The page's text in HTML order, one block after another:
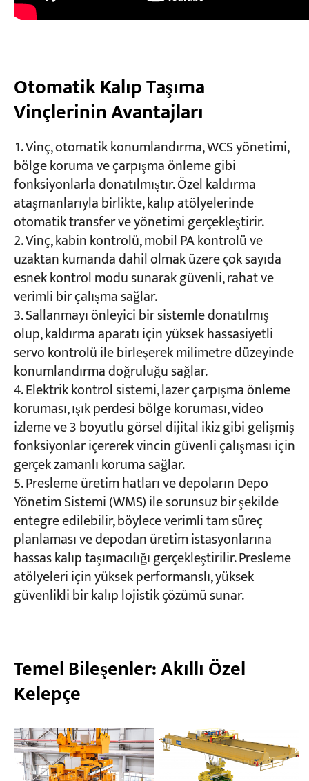
Otomatik Kalıp Taşıma
Vinçlerinin Avantajları
Vinç, otomatik konumlandırma, WCS yönetimi,
bölge koruma ve çarpışma önleme gibi
fonksiyonlarla donatılmıştır. Özel kaldırma
ataşmanlarıyla birlikte, kalıp atölyelerinde
otomatik transfer ve yönetimi gerçekleştirir.
Vinç, kabin kontrolü, mobil PA kontrolü ve
uzaktan kumanda dahil olmak üzere çok sayıda
esnek kontrol modu sunarak güvenli, rahat ve
verimli bir çalışma sağlar.
Sallanmayı önleyici bir sistemle donatılmış
olup, kaldırma aparatı için yüksek hassasiyetli
servo kontrolü ile birleşerek milimetre düzeyinde
konumlandırma doğruluğu sağlar.
Elektrik kontrol sistemi, lazer çarpışma önleme
koruması, ışık perdesi bölge koruması, video
izleme ve 3 boyutlu görsel dijital ikiz gibi gelişmiş
fonksiyonlar içererek vincin güvenli çalışması için
gerçek zamanlı koruma sağlar.
Presleme üretim hatları ve depoların Depo
Yönetim Sistemi (WMS) ile sorunsuz bir şekilde
entegre edilebilir, böylece verimli tam süreç
planlaması ve depodan üretim istasyonlarına
hassas kalıp taşımacılığı gerçekleştirilir. Presleme
atölyeleri için yüksek performanslı, yüksek
güvenlikli bir kalıp lojistik çözümü sunar.
Temel Bileşenler: Akıllı Özel
Kelepçe